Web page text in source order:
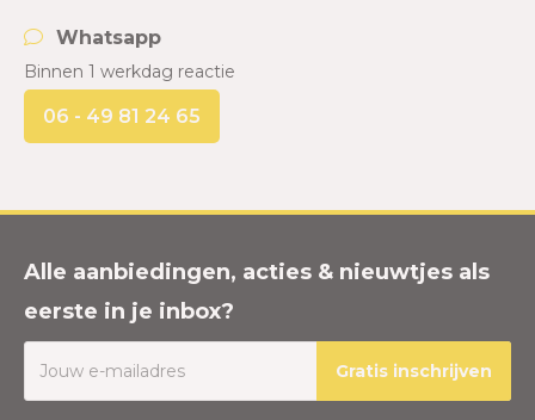
Whatsapp
Binnen 1 werkdag reactie
06 - 49 81 24 65
Alle aanbiedingen, acties & nieuwtjes als
eerste in je inbox?
Gratis inschrijven